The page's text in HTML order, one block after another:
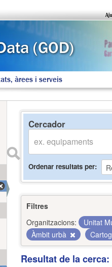
àrees i serveis
Cercador
Ordenar resultats per
Filtres
Organitzacions:
Unitat
Àmbit urbà
Resultat de la